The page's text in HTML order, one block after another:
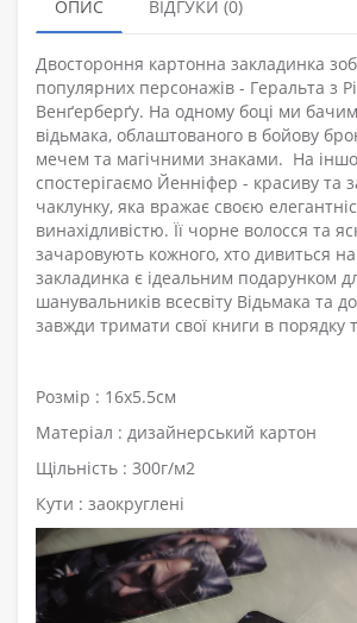
ОПИС ВІДГУКИ (0)
Двостороння картонна закладинка
популярних персонажів - Геральта з
Венґерберґу. На одному боці ми
відьмака, облаштованого в бойову
мечем та магічними знаками. На
спостерігаємо Йенніфер - красиву та
чаклунку, яка вражає своєю
винахідливістю. Її чорне волосся та
зачаровують кожного, хто дивиться
закладинка є ідеальним подарунком
шанувальників всесвіту Відьмака та
завжди тримати свої книги в порядку
Розмір : 16х5.5см
Матеріал : дизайнерський картон
Щільність : 300г/м2
Кути : заокруглені